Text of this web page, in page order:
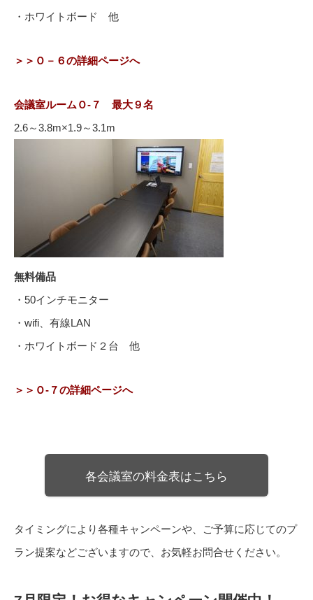
・ホワイトボード 他
＞＞Ｏ－６の詳細ページへ
会議室ルームＯ-７ 最大９名
2.6～3.8m×1.9～3.1m
無料備品
・50インチモニター
・wifi、有線LAN
・ホワイトボード２台 他
＞＞Ｏ-７の詳細ページへ
各会議室の料金表はこちら
タイミングにより各種キャンペーンや、ご予算に応じてのプ
ラン提案などございますので、お気軽お問合せください。